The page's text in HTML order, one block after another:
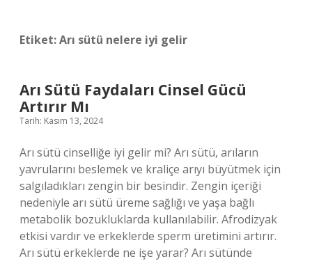
Etiket:Arı sütü nelere iyi gelir
Arı Sütü Faydaları Cinsel Gücü
Artırır Mı
Tarih: Kasım 13, 2024
Arı sütü cinselliğe iyi gelir mi? Arı sütü, arıların
yavrularını beslemek ve kraliçe arıyı büyütmek için
salgıladıkları zengin bir besindir. Zengin içeriği
nedeniyle arı sütü üreme sağlığı ve yaşa bağlı
metabolik bozukluklarda kullanılabilir. Afrodizyak
etkisi vardır ve erkeklerde sperm üretimini artırır.
Arı sütü erkeklerde ne işe yarar? Arı sütünde